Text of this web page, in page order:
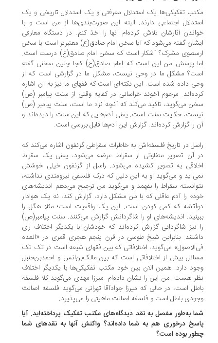
تفکیکی‌ها یک استدلال معرفتی و یک استدلال تاریخی و یک
اجتماعی دارند. البته ‌این صورت‌بندی‌ها از من است و با
آثارشان تلاش کرده‌ام آنها را اخذ کنم. در دستگاه معارفی
گفته می‌شود که‌ آیا سخن امام صادق(ع) معتبرتر است یا سخن
مشرک؟ آشکار است که سخن امام صادق(ع) درست است.
پرسش من این است که ‌امام صادق(ع) کجا چنین سخنی گفته
مشکل ما در وحی نیست، مشکل ما در گزارشی است که از
داده شده است. این نکته‌ای است که فقهای ما نیز به آن اشاره
مرحوم آخوند خراسانی در کفایه وقتی از سنت پیامبر (ص)
می‌گوید، تاکید می‌کند که آنچه نزد ما است، سنت پیامبر (ص)
حکایت سنت است. یعنی آدم‌هایی که ‌این سنت را دیده‌اند و
را گزارش کرده‌اند. گزارش این آدم‌ها قابل بررسی است.
در تاریخ فلسفه‌اش به خاطرات سقراطی گزنفون اشاره می‌کند که
آن تصویر متفاوتی از سقراط عرضه می‌شود، یعنی یک سقراط
به تصویر کشیده می‌شود. راسل از گزنفون خیلی خوشش
و می‌گوید او به ‌این دلیل که درک فلسفی نیرومندی نداشته،
سقراط را بفهمد و می‌گوید من ترجیح می‌دهم اندیشه‌های
را آدم عاقلی که با من مشکل دارد، گزارش کند، نه یک هوادار
که کمی‌ کودن است. این یک واقعیت است؛ مثلا هگل را
اندیشه‌های او را شاگردانش گزارش می‌کنند. سنت پیامبر(ص)
نیز شاگردانی گزارش کرده‌اند که خودشان با یکدیگر اختلاف رای
بنابراین شیخ طوسی در قرن پنجم هجری قمری در «العده
می‌گوید، اختلافاتی که بین فقهای شیعه است در تک تک
بیش از اختلافاتی است که بین مالک‌بن‌انس و احمدبن‌حنبل
دارد. همین الان بین خود مکتب تفکیکی‌ها با یکدیگر اختلاف
هست. من این را نشان داده‌ام. میرزا مهدی می‌گوید کلا فلسفه
است، در حالی که میرزا جوادآقا تهرانی می‌گوید فلسفه اصالت
باطل است و فلسفه اصالت ماهیتی را می‌پذیرد.
به‌طور مفصل به نقد دیدگاه‌های مکتب تفکیک پرداخته‌اید. آیا
درخوری هم به شما داده‌اند؟ واکنش آنها به نقدهای شما
بوده است؟